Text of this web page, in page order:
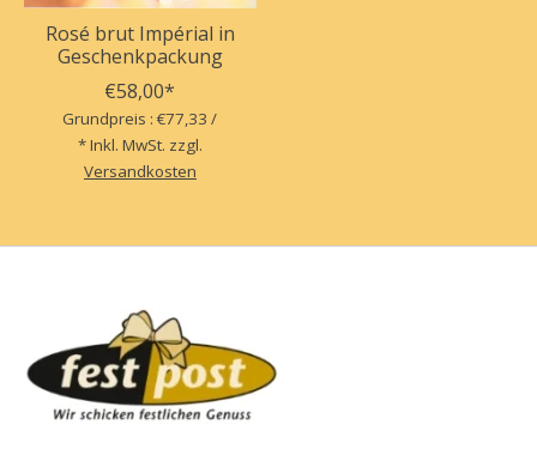
Rosé brut Impérial in
Geschenkpackung
€58,00*
Grundpreis : €77,33 /
* Inkl. MwSt. zzgl.
Versandkosten